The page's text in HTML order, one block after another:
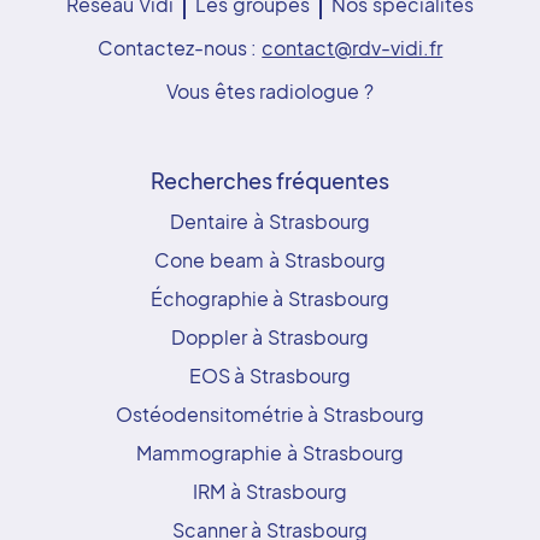
Contactez-nous : contact@rdv-vidi.fr
Vous êtes radiologue ?
Recherches fréquentes
Dentaire à Strasbourg
Cone beam à Strasbourg
Échographie à Strasbourg
Doppler à Strasbourg
EOS à Strasbourg
Ostéodensitométrie à Strasbourg
Mammographie à Strasbourg
IRM à Strasbourg
Scanner à Strasbourg